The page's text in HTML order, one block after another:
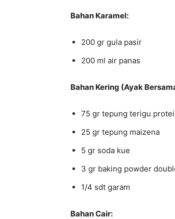
Bahan Karamel:
200 gr gula pasir
200 ml air panas
Bahan Kering (Ayak
75 gr tepung terigu
25 gr tepung maizena
5 gr soda kue
3 gr baking powder
1/4 sdt garam
Bahan Cair: